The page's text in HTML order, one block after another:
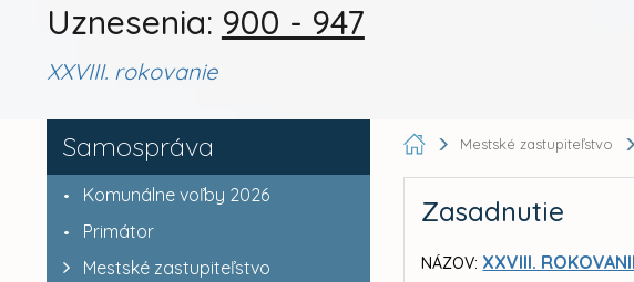
Uznesenia: 900 - 947
XXVIII. rokovanie
Samospráva
Komunálne voľby 2026
Primátor
Mestské zastupiteľstvo
Mestské zastupiteľstvo
Zasadnutie
NÁZOV: XXVIII.